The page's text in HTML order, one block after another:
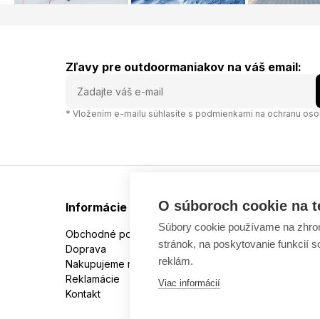
Zľavy pre outdoormaniakov na váš email:
* Vložením e-mailu súhlasíte s podmienkami na ochranu
Informácie
Obchodné podmienky
Doprava
Nakupujeme na splátky
Reklamácie
Kontakt
O súboroch cookie na
Súbory cookie používame na
stránok, na poskytovanie funkcií
reklám.
Viac informácií